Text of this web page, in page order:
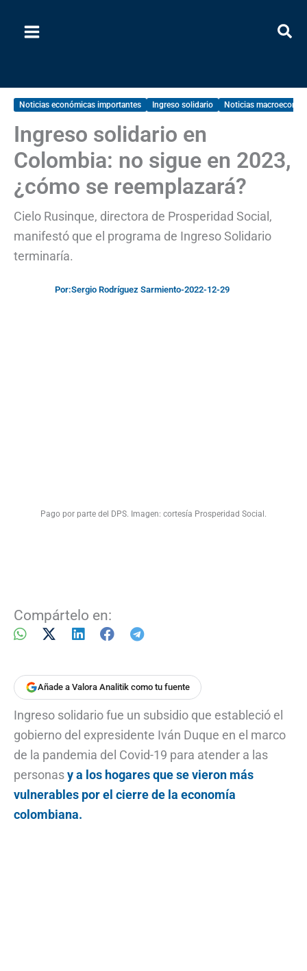
Noticias económicas importantes Ingreso solidario Noticias
Ingreso solidario en
Colombia: no sigue en 2023,
¿cómo se reemplazará?
Cielo Rusinque, directora de Prosperidad Social,
manifestó que el programa de Ingreso Solidario
terminaría.
Por:Sergio Rodríguez Sarmiento-2022-12-29
Pago por parte del DPS. Imagen: cortesía Prosperidad Social.
Compártelo en:
Añade a Valora Analitik como tu fuente
Ingreso solidario fue un subsidio que estableció el
gobierno del expresidente Iván Duque en el marco
de la pandemia del Covid-19 para atender a las
personasy a los hogares que se vieron más
vulnerables por el cierre de la economía
colombiana.